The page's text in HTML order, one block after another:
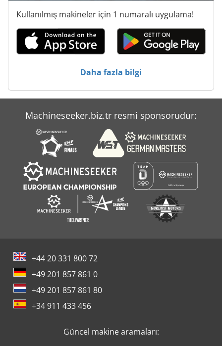
Kullanılmış makineler için 1 numaralı uygulama!
Daha fazla bilgi
Machineseeker.biz.tr resmi sponsorudur:
+44 20 331 800 72
+49 201 857 861 0
+49 201 857 861 80
+34 911 433 456
Güncel makine aramaları: